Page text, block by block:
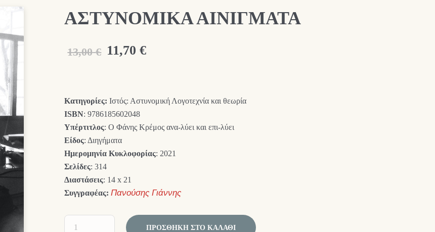
ΑΣΤΥΝΟΜΙΚΑ ΑΙΝΙΓΜΑΤΑ
13,00 € Original
13,00 €.
11,70 €Η
είναι:
11,70 €.
Κατηγορίες:Ιστός: Αστυνομική Λογοτεχνία και θεωρία
ISBN: 9786185602048
Υπέρτιτλος: Ο Φάνης Κρέμος ανα-λύει και επι-λύει
Είδος: Διηγήματα
Ημερομηνία Κυκλοφορίας: 2021
Σελίδες: 314
Διαστάσεις: 14 x 21
Συγγραφέας:Πανούσης Γιάννης
ΠΡΟΣΘΉΚΗ ΣΤΟ ΚΑΛΆΘΙ